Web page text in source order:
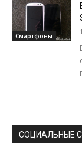
Смартфоны
СОЦИАЛЬНЫЕ